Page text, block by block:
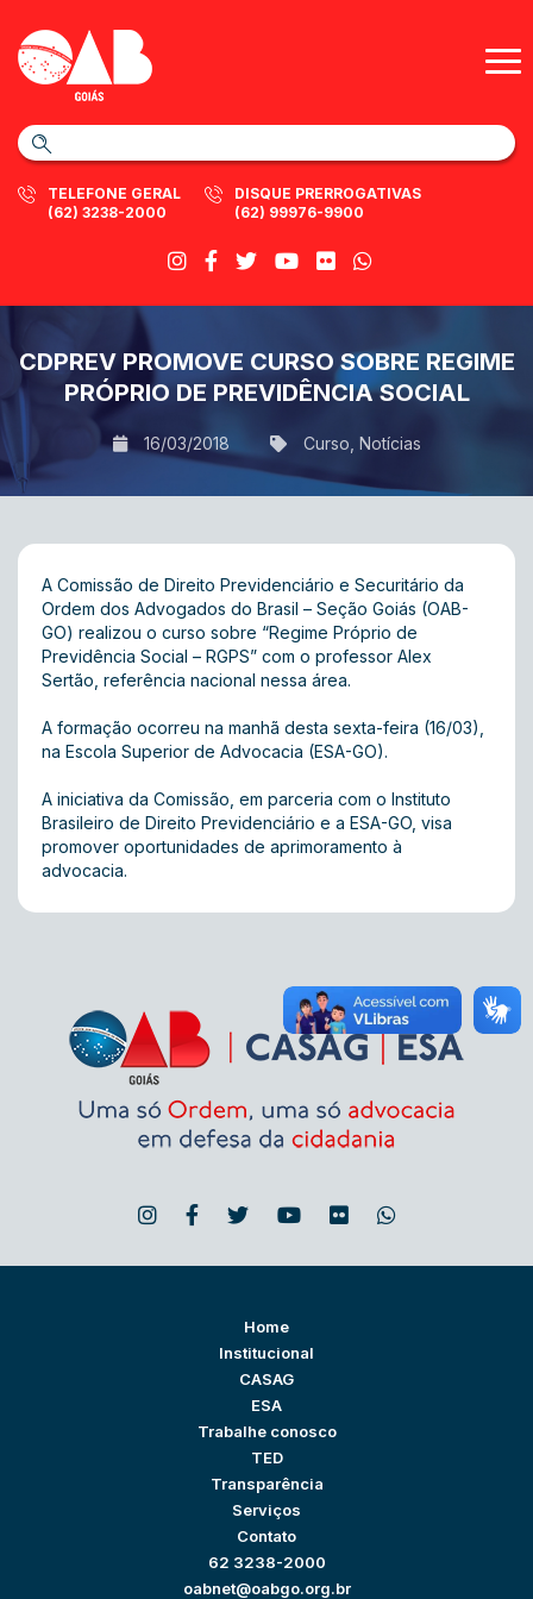
TELEFONE GERAL
(62) 3238-2000
DISQUE PRERROGATIVAS
(62) 99976-9900
CDPREV PROMOVE CURSO SOBRE REGIME
PRÓPRIO DE PREVIDÊNCIA SOCIAL
16/03/2018 Curso Notícias
A Comissão de Direito Previdenciário e Securitário da
Ordem dos Advogados do Brasil – Seção Goiás (OAB-
GO) realizou o curso sobre “Regime Próprio de
Previdência Social – RGPS” com o professor Alex
Sertão, referência nacional nessa área.
A formação ocorreu na manhã desta sexta-feira (16/03),
na Escola Superior de Advocacia (ESA-GO).
A iniciativa da Comissão, em parceria com o Instituto
Brasileiro de Direito Previdenciário e a ESA-GO, visa
promover oportunidades de aprimoramento à
advocacia.
Home
Institucional
CASAG
ESA
Trabalhe conosco
TED
Transparência
Serviços
Contato
62 3238-2000
oabnet@oabgo.org.br